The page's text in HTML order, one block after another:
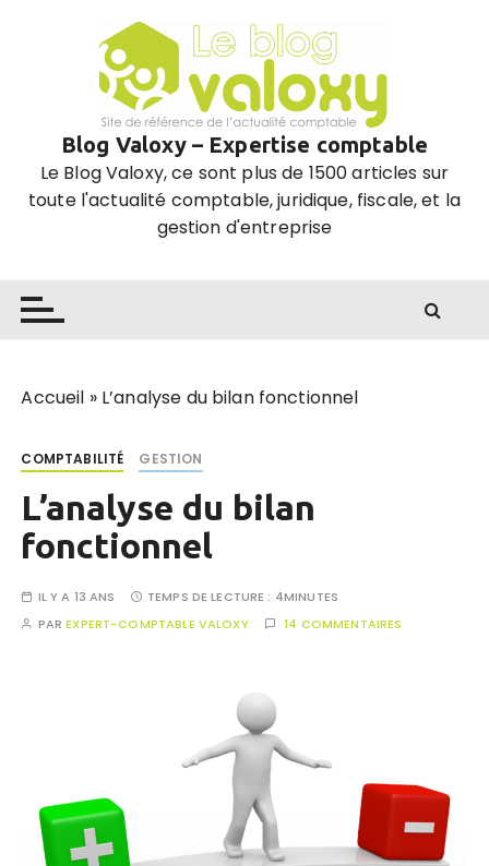
Blog Valoxy – Expertise comptable
Le Blog Valoxy, ce sont plus de 1500 articles sur
toute l'actualité comptable, juridique, fiscale, et la
gestion d'entreprise
Accueil » L’analyse du bilan fonctionnel
COMPTABILITÉ GESTION
L’analyse du bilan
fonctionnel
IL Y A 13 ANS TEMPS DE LECTURE : 4MINUTES
PAREXPERT-COMPTABLE VALOXY 14 COMMENTAIRES